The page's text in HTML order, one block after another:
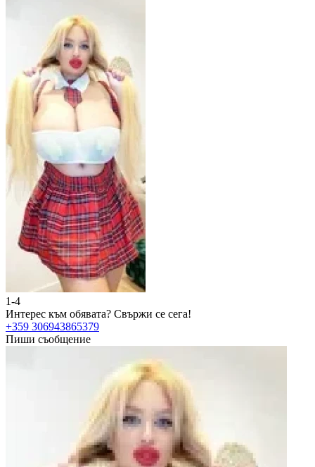
1-4
Интерес към обявата? Свържи се сега!
+359 306943865379
Пиши съобщение